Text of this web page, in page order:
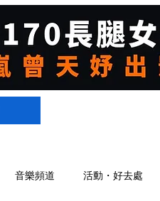
音樂頻道 活動・好去處